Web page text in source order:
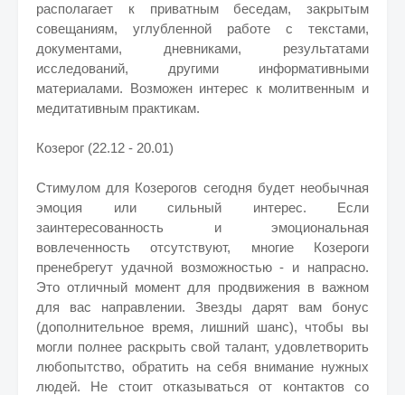
располагает к приватным беседам, закрытым
совещаниям, углубленной работе с текстами,
документами, дневниками, результатами
исследований, другими информативными
материалами. Возможен интерес к молитвенным и
медитативным практикам.
Козерог (22.12 - 20.01)
Стимулом для Козерогов сегодня будет необычная
эмоция или сильный интерес. Если
заинтересованность и эмоциональная
вовлеченность отсутствуют, многие Козероги
пренебрегут удачной возможностью - и напрасно.
Это отличный момент для продвижения в важном
для вас направлении. Звезды дарят вам бонус
(дополнительное время, лишний шанс), чтобы вы
могли полнее раскрыть свой талант, удовлетворить
любопытство, обратить на себя внимание нужных
людей. Не стоит отказываться от контактов со